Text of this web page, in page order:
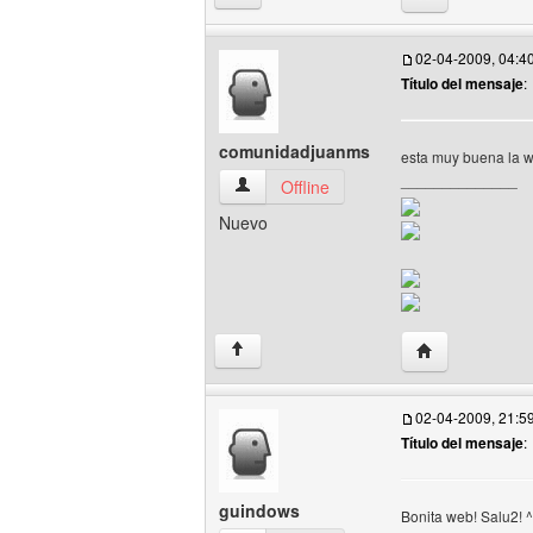
comunidadjuanms
comunidadjuanms Ver perfil del usuario
Offline
Nuevo
02-04-2009, 04:40
Título del mensaje:
esta muy buena la
↑ Visitar sitio
guindows
02-04-2009, 21:59
Título del mensaje:
Bonita web! Salu2!